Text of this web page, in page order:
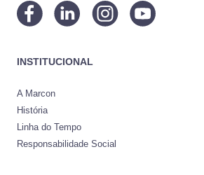
INSTITUCIONAL
A Marcon
História
Linha do Tempo
Responsabilidade Social